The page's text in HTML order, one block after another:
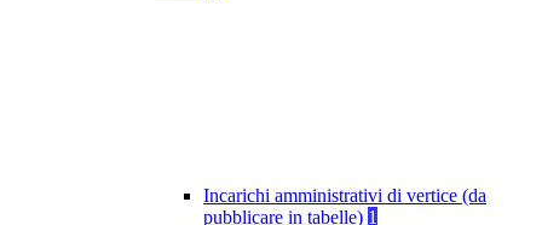
Incarichi amministrativi di vertice (da
pubblicare in tabelle) 1